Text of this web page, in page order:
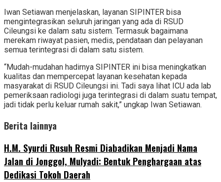
Iwan Setiawan menjelaskan, layanan SIPINTER bisa
mengintegrasikan seluruh jaringan yang ada di RSUD
Cileungsi ke dalam satu sistem. Termasuk bagaimana
merekam riwayat pasien, medis, pendataan dan pelayanan
semua terintegrasi di dalam satu sistem.
“Mudah-mudahan hadirnya SIPINTER ini bisa meningkatkan
kualitas dan mempercepat layanan kesehatan kepada
masyarakat di RSUD Cileungsi ini. Tadi saya lihat ICU ada lab
pemeriksaan radiologi juga terintegrasi di dalam suatu tempat,
jadi tidak perlu keluar rumah sakit,” ungkap Iwan Setiawan.
Berita lainnya
H.M. Syurdi Rusuh Resmi Diabadikan Menjadi Nama
Jalan di Jonggol, Mulyadi: Bentuk Penghargaan atas
Dedikasi Tokoh Daerah